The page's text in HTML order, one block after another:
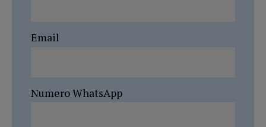
Email
Numero WhatsApp